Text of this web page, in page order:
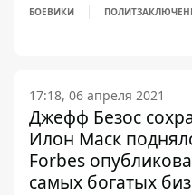
БОЕВИКИ
17:18, 06 апреля 2021
Джефф Безос
Илон Маск
Forbes
самых богатых